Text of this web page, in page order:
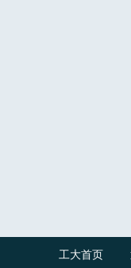
工大首页